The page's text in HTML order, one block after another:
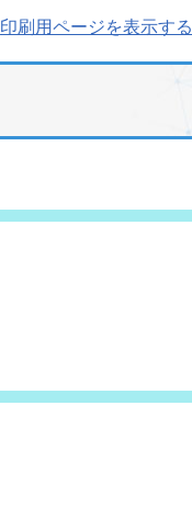
印刷用ページを表示する